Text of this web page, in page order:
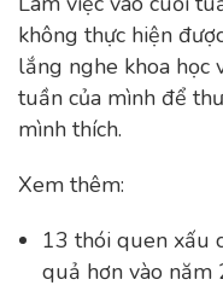
không thực hiện
lắng nghe khoa học
tuần của mình để
mình thích.
Xem thêm:
13 thói quen xấu
quả hơn vào năm